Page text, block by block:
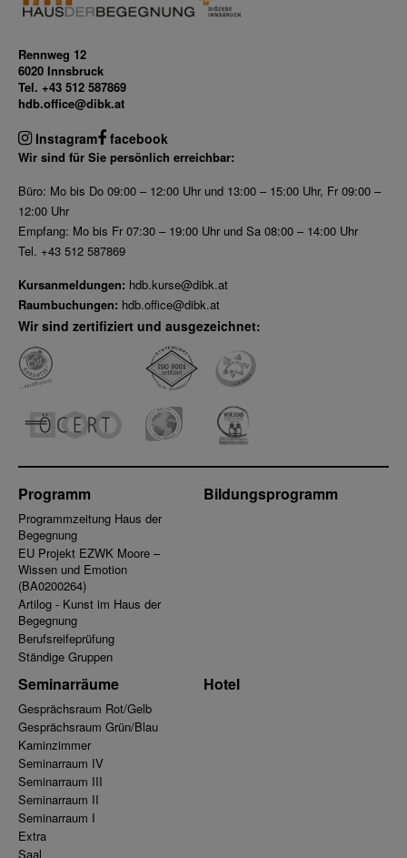
Rennweg 12
6020 Innsbruck
Tel. +43 512 587869
hdb.office@dibk.at
Instagram facebook
Wir sind für Sie persönlich erreichbar:
Büro: Mo bis Do 09:00 – 12:00 Uhr und 13:00 – 15:00 Uhr, Fr 09:00 –
12:00 Uhr
Empfang: Mo bis Fr 07:30 – 19:00 Uhr und Sa 08:00 – 14:00 Uhr
Tel. +43 512 587869
Kursanmeldungen: hdb.kurse@dibk.at
Raumbuchungen: hdb.office@dibk.at
Wir sind zertifiziert und ausgezeichnet:
Programm
Programmzeitung Haus der
Begegnung
EU Projekt EZWK Moore –
Wissen und Emotion
(BA0200264)
Artilog - Kunst im Haus der
Begegnung
Berufsreifeprüfung
Ständige Gruppen
Bildungsprogramm
Seminarräume
Gesprächsraum Rot/Gelb
Gesprächsraum Grün/Blau
Kaminzimmer
Seminarraum IV
Seminarraum III
Seminarraum II
Seminarraum I
Extra
Saal
Hotel